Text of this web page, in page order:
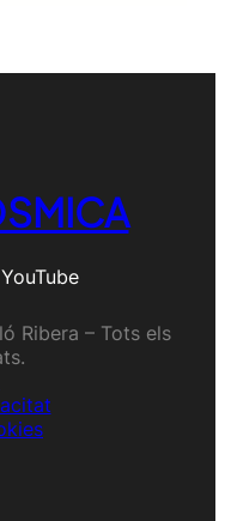
YouTube
Ribera – Tots els